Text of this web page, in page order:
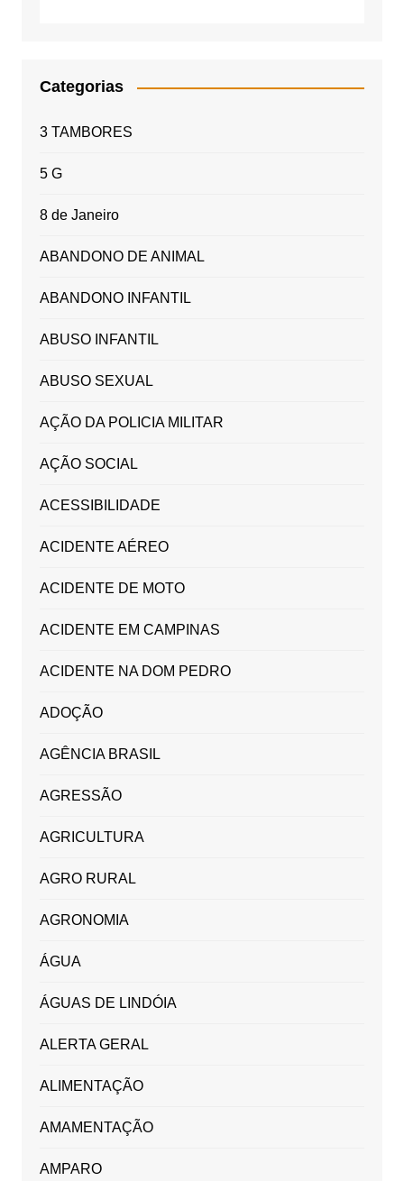
Categorias
3 TAMBORES
5 G
8 de Janeiro
ABANDONO DE ANIMAL
ABANDONO INFANTIL
ABUSO INFANTIL
ABUSO SEXUAL
AÇÃO DA POLICIA MILITAR
AÇÃO SOCIAL
ACESSIBILIDADE
ACIDENTE AÉREO
ACIDENTE DE MOTO
ACIDENTE EM CAMPINAS
ACIDENTE NA DOM PEDRO
ADOÇÃO
AGÊNCIA BRASIL
AGRESSÃO
AGRICULTURA
AGRO RURAL
AGRONOMIA
ÁGUA
ÁGUAS DE LINDÓIA
ALERTA GERAL
ALIMENTAÇÃO
AMAMENTAÇÃO
AMPARO